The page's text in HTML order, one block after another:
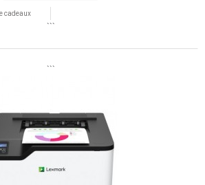
cadeaux
```
```